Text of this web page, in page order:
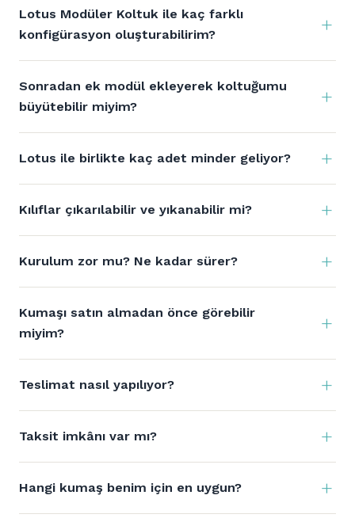
Lotus Modüler Koltuk ile kaç farklı
konfigürasyon oluşturabilirim?
Sonradan ek modül ekleyerek koltuğumu
büyütebilir miyim?
Lotus ile birlikte kaç adet minder geliyor?
Kılıflar çıkarılabilir ve yıkanabilir mi?
Kurulum zor mu? Ne kadar sürer?
Kumaşı satın almadan önce görebilir
miyim?
Teslimat nasıl yapılıyor?
Taksit imkânı var mı?
Hangi kumaş benim için en uygun?